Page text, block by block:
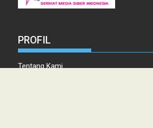
PROFIL
Tentang Kami